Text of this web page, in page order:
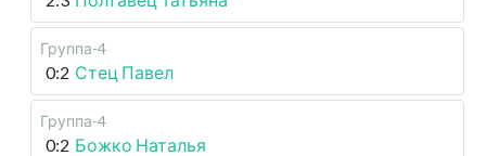
Группа-4
0:2 Стец Павел
Группа-4
0:2 Божко Наталья